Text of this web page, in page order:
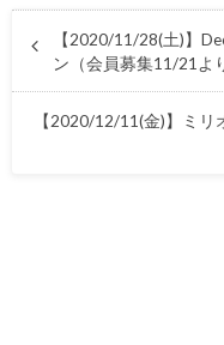
【2020/11/28(土)】
ン（会員募集11/21よ
【2020/12/11(金)】ミ